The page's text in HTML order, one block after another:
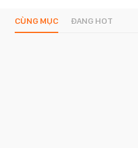
CÙNG MỤC ĐANG HOT